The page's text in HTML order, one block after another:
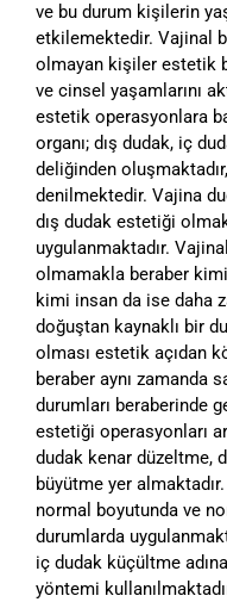
ve bu durum kişilerin
etkilemektedir. Vajinal
olmayan kişiler estetik
ve cinsel yaşamlarını
estetik operasyonlara
organı; dış dudak, iç
deliğinden
denilmektedir. Vajina
dış dudak estetiği
uygulanmaktadır.
olmamakla beraber
kimi insan da ise daha
doğuştan kaynaklı bir
olması estetik açıdan
beraber aynı zamanda
durumları beraberinde
estetiği operasyonları
dudak kenar düzeltme,
büyütme yer
normal boyutunda ve
durumlarda
iç dudak küçültme
yöntemi